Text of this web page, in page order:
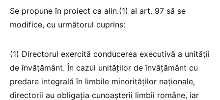
Se propune în proiect ca alin.(1) aI art. 97 să se
modifice, cu următorul cuprins:
(1) Directorul exercită conducerea executivă a unității
de învățământ. În cazul unităților de învățământ cu
predare integrală în limbile minorităților naționale,
directorii au obligația cunoașterii limbii române, iar